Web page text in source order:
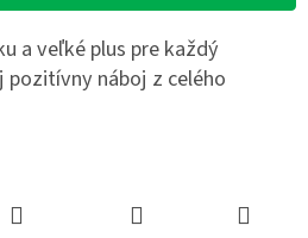
a veľké plus pre každý
náboj z celého